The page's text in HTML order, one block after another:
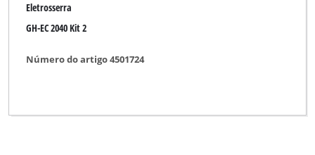
Eletrosserra
GH-EC 2040 Kit 2
Número do artigo 4501724